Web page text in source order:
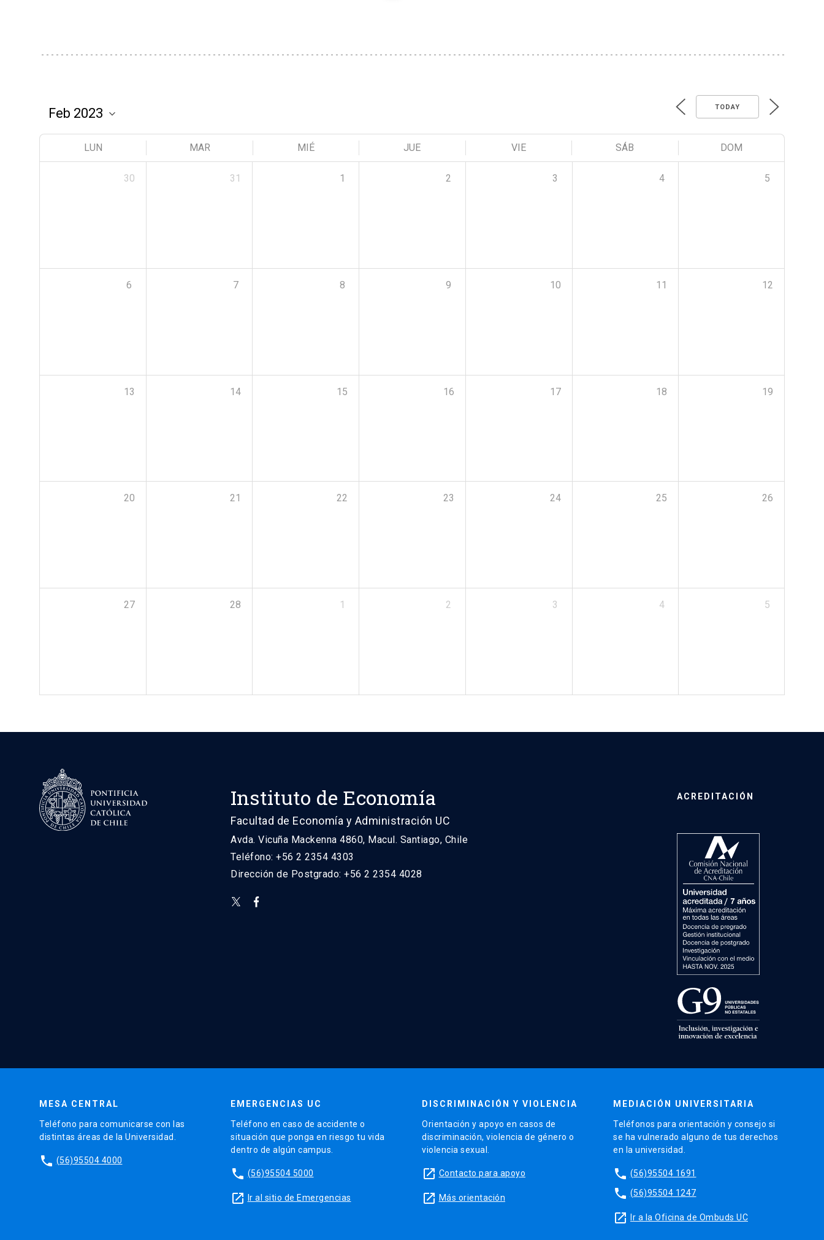
TODAY
LUN MAR MIÉ JUE VIE SÁB DOM
30 31 1 2 3 4 5
6 7 8 9 10 11 12
13 14 15 16 17 18 19
20 21 22 23 24 25 26
27 28 1 2 3 4 5
Instituto de Economía
Facultad de Economía y Administración UC
Avda. Vicuña Mackenna 4860, Macul. Santiago, Chile
Teléfono: +56 2 2354 4303
Dirección de Postgrado: +56 2 2354 4028
ACREDITACIÓN
MESA CENTRAL
Teléfono para comunicarse con las
distintas áreas de la Universidad.
phone (56)95504 4000
EMERGENCIAS UC
Teléfono en caso de accidente o
situación que ponga en riesgo tu vida
dentro de algún campus.
phone (56)95504 5000
launch Ir al sitio de Emergencias
DISCRIMINACIÓN Y VIOLENCIA
Orientación y apoyo en casos de
discriminación, violencia de género o
violencia sexual.
launch Contacto para apoyo
launch Más orientación
MEDIACIÓN UNIVERSITARIA
Teléfonos para orientación y consejo si
se ha vulnerado alguno de tus derechos
en la universidad.
phone (56)95504 1691
phone (56)95504 1247
launch Ir a la Oficina de Ombuds UC